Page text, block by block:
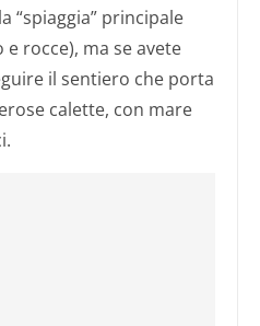
“spiaggia” principale
rocce), ma se avete
il sentiero che porta
calette, con mare